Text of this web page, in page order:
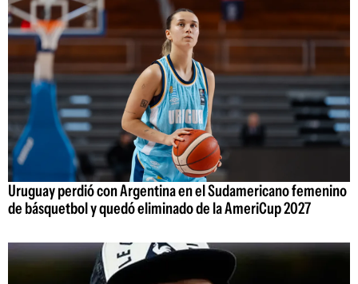
Uruguay perdió con Argentina en el Sudamericano femenino
de básquetbol y quedó eliminado de la AmeriCup 2027